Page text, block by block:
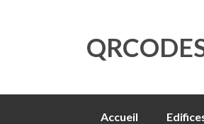
Skip
Accueil